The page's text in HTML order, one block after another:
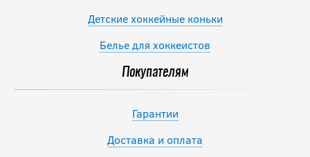
Детские хоккейные коньки
Белье для хоккеистов
Покупателям
Гарантии
Доставка и оплата